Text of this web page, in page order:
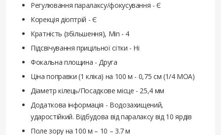
Регулювання паралаксу/фокусування - Є
Корекція діоптрій - Є
Кратність (збільшення), Min - 4
Підсвічування прицільної сітки - Ні
Фокальна площина - Друга
Ціна поправки (1 кліка) на 100 м - 0,75 см (1/4 МОА)
Діаметр кілець/Посадкове місце - 25,4 мм
Додаткова інформація - Водозахищений,
ударостійкий. Відбудова від паралаксу від 10 ярдів
Поле зору на 100 м – 10 – 3.7 м